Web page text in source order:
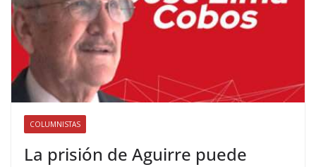
COLUMNISTAS
La prisión de Aguirre puede